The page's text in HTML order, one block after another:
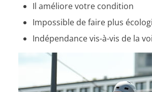
Il améliore votre condition
Impossible de faire plus
Indépendance vis-à-vis de la